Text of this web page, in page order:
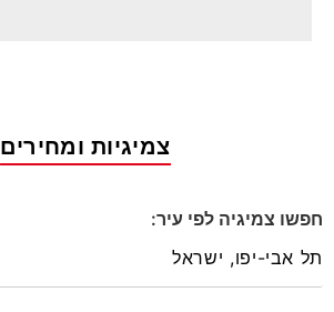
צמיגיות ומחירים
חפשו צמיגיה לפי עיר: